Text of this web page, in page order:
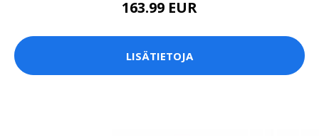
163.99 EUR
LISÄTIETOJA